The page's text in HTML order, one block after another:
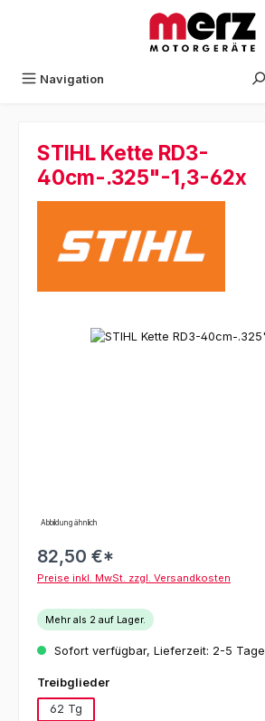
Navigation
STIHL Kette RD3-
40cm-.325"-1,3-62x
Bildergalerie überspringen
Abbildung ähnlich
82,50 €*
Preise inkl. MwSt. zzgl. Versandkosten
Mehr als 2 auf Lager.
Sofort verfügbar, Lieferzeit: 2-5 Tage
Treibgliederauswählen
62 Tg